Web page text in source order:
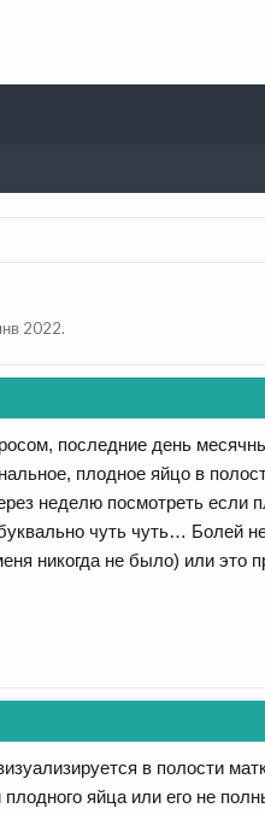
2022.
последние день
плодное яйцо в
неделю посмотреть
чуть чуть… Болей
никогда не было) или это
в полости
яйца или его не